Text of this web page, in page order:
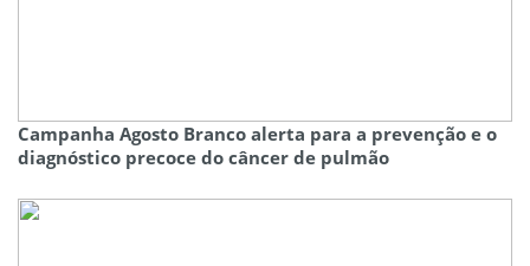
Campanha Agosto Branco alerta para a prevenção e o
diagnóstico precoce do câncer de pulmão